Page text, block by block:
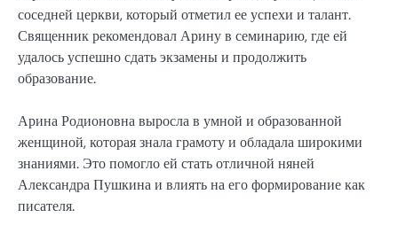
соседней церкви, который отметил ее успехи и талант.
Священник рекомендовал Арину в семинарию, где ей
удалось успешно сдать экзамены и продолжить
образование.
Арина Родионовна выросла в умной и образованной
женщиной, которая знала грамоту и обладала широкими
знаниями. Это помогло ей стать отличной няней
Александра Пушкина и влиять на его формирование как
писателя.